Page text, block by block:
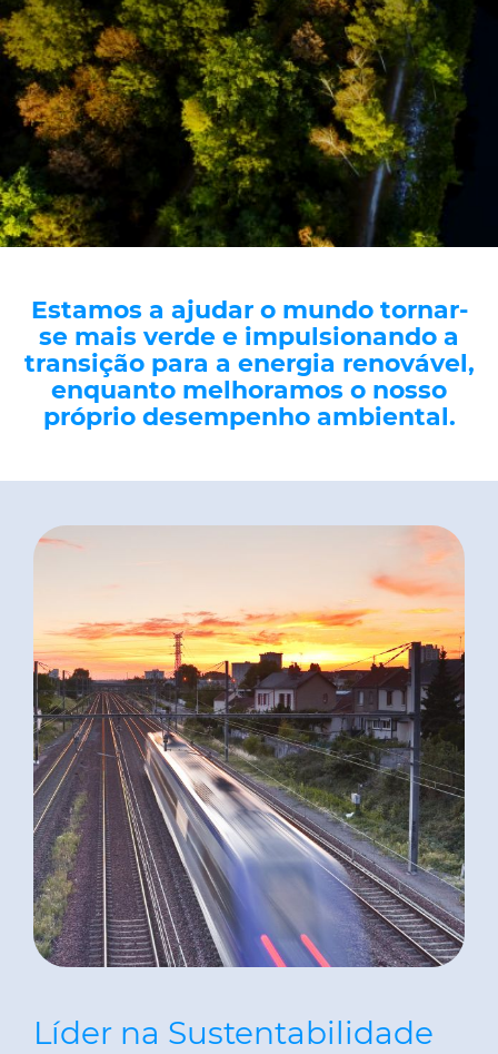
CPR (DOP)
Pessoas & Carreiras
Contactos
Web Global
CABLEAPP
PRYSMIAN CLUB
3DEstamos a ajudar o mundo tornar-
se mais verde e impulsionando a
transição para a energia renovável,
enquanto melhoramos o nosso
próprio desempenho ambiental.
Líder na Sustentabilidade